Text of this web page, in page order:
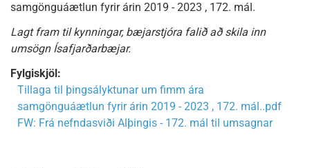
samgönguáætlun fyrir árin 2019 - 2023 , 172. mál.
Lagt fram til kynningar, bæjarstjóra falið að skila inn
umsögn Ísafjarðarbæjar.
Fylgiskjöl:
Tillaga til þingsályktunar um fimm ára
samgönguáætlun fyrir árin 2019 - 2023 , 172. mál..pdf
FW: Frá nefndasviði Alþingis - 172. mál til umsagnar